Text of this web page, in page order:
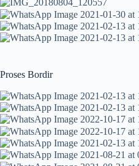
Proses Bordir